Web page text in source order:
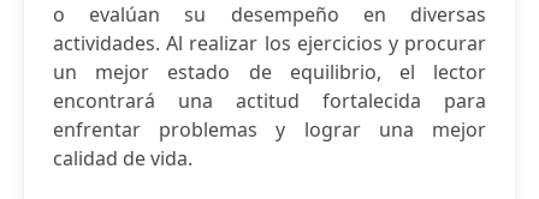
o evalúan su desempeño en diversas
actividades. Al realizar los ejercicios y procurar
un mejor estado de equilibrio, el lector
encontrará una actitud fortalecida para
enfrentar problemas y lograr una mejor
calidad de vida.